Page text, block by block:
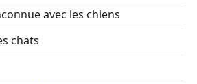
avec les chiens
chats